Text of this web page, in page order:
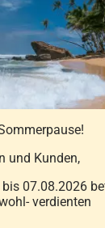
Gänse
und Kunden,
07.08.2026
verdienten